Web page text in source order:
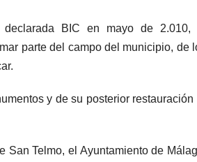
BIC en mayo de 2.010,
parte del campo del municipio, de
y de su posterior
San Telmo, el Ayuntamiento de